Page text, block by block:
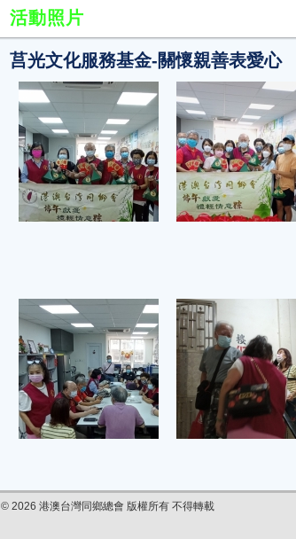
活動照片
莒光文化服務基金-關懷親善表愛心
© 2026 港澳台灣同鄉總會 版權所有 不得轉載